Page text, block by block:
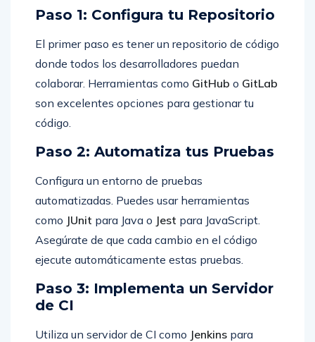
Paso 1: Configura tu Repositorio
El primer paso es tener un repositorio de código
donde todos los desarrolladores puedan
colaborar. Herramientas como GitHub o GitLab
son excelentes opciones para gestionar tu
código.
Paso 2: Automatiza tus Pruebas
Configura un entorno de pruebas
automatizadas. Puedes usar herramientas
como JUnit para Java o Jest para JavaScript.
Asegúrate de que cada cambio en el código
ejecute automáticamente estas pruebas.
Paso 3: Implementa un Servidor
de CI
Utiliza un servidor de CI como Jenkins para